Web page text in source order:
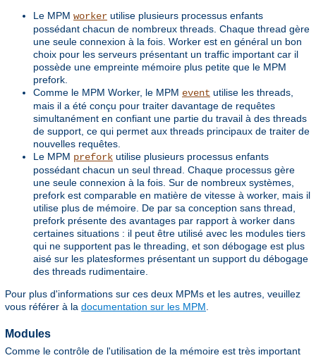
Le MPM worker utilise plusieurs processus enfants
possédant chacun de nombreux threads. Chaque thread gère
une seule connexion à la fois. Worker est en général un bon
choix pour les serveurs présentant un traffic important car il
possède une empreinte mémoire plus petite que le MPM
prefork.
Comme le MPM Worker, le MPM event utilise les threads,
mais il a été conçu pour traiter davantage de requêtes
simultanément en confiant une partie du travail à des threads
de support, ce qui permet aux threads principaux de traiter de
nouvelles requêtes.
Le MPM prefork utilise plusieurs processus enfants
possédant chacun un seul thread. Chaque processus gère
une seule connexion à la fois. Sur de nombreux systèmes,
prefork est comparable en matière de vitesse à worker, mais il
utilise plus de mémoire. De par sa conception sans thread,
prefork présente des avantages par rapport à worker dans
certaines situations : il peut être utilisé avec les modules tiers
qui ne supportent pas le threading, et son débogage est plus
aisé sur les platesformes présentant un support du débogage
des threads rudimentaire.
Pour plus d'informations sur ces deux MPMs et les autres, veuillez
vous référer à la documentation sur les MPM
Modules
Comme le contrôle de l'utilisation de la mémoire est très important